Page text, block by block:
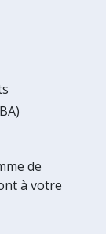
de
à votre